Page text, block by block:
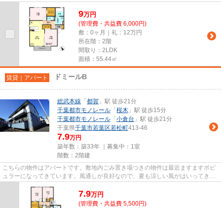
9万円
(管理費・共益費 6,000円)
敷：0ヶ月｜礼：12万円
所在階：2階
間取り：2LDK
面積：55.44㎡
賃貸｜アパート ドミールB
総武本線 「 都賀 」駅 徒歩21分
千葉都市モノレール 「 桜木 」駅 徒歩15分
千葉都市モノレール 「 小倉台 」駅 徒歩21分
千葉県千葉市若葉区若松町413-46
7.9万円
築年数：築33年 ｜募集中： 1室
階数：2階建
こちらの物件はアパートです。敷地内ごみ置き場つきの物件は最近ますますポピ
ュラーになってきています。風通しが良好なので、夏も涼しい風がはいってきま
7.9万円
(管理費・共益費 5,500円)